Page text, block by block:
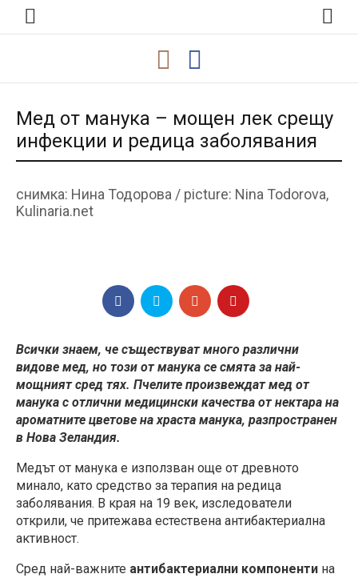
Мед от манука – мощен лек срещу
инфекции и редица заболявания
снимка: Нина Тодорова / picture: Nina Todorova,
Kulinaria.net
Всички знаем, че съществуват много различни
видове мед, но този от манука се смята за най-
мощният сред тях. Пчелите произвеждат мед от
манука с отлични медицински качества от нектара на
ароматните цветове на храста манука, разпространен
в Нова Зеландия.
Медът от манука е използван още от древното
минало, като средство за терапия на редица
заболявания. В края на 19 век, изследователи
открили, че притежава естествена антибактериална
активност.
Сред най-важните антибактериални компоненти на